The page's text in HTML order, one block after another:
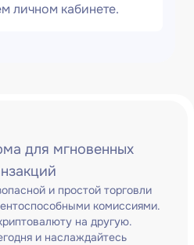
личном кабинете.
для мгновенных
и простой торговли
комиссиями.
на другую.
и наслаждайтесь